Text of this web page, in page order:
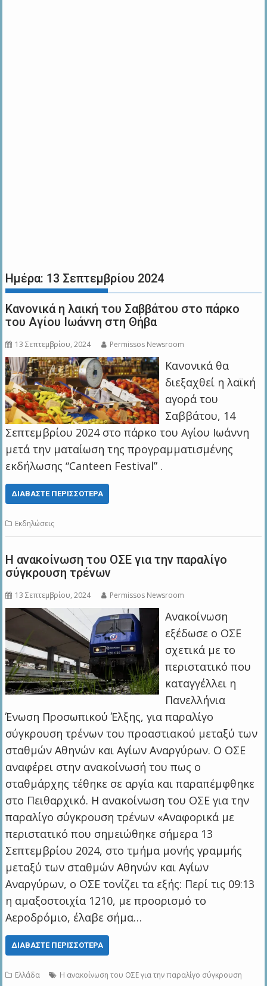
Ημέρα: 13 Σεπτεμβρίου 2024
Κανονικά η λαική του Σαββάτου στο πάρκο
του Αγίου Ιωάννη στη Θήβα
13 Σεπτεμβρίου, 2024 Permissos Newsroom
Κανονικά θα
διεξαχθεί η λαϊκή
αγορά του
Σαββάτου, 14
Σεπτεμβρίου 2024 στο πάρκο του Αγίου Ιωάννη
μετά την ματαίωση της προγραμματισμένης
εκδήλωσης “Canteen Festival” .
ΔΙΑΒΆΣΤΕ ΠΕΡΙΣΣΌΤΕΡΑ
Εκδηλώσεις
Η ανακοίνωση του ΟΣΕ για την παραλίγο
σύγκρουση τρένων
13 Σεπτεμβρίου, 2024 Permissos Newsroom
Ανακοίνωση
εξέδωσε ο ΟΣΕ
σχετικά με το
περιστατικό που
καταγγέλλει η
Πανελλήνια
Ένωση Προσωπικού Έλξης, για παραλίγο
σύγκρουση τρένων του προαστιακού μεταξύ των
σταθμών Αθηνών και Αγίων Αναργύρων. Ο ΟΣΕ
αναφέρει στην ανακοίνωσή του πως ο
σταθμάρχης τέθηκε σε αργία και παραπέμφθηκε
στο Πειθαρχικό. Η ανακοίνωση του ΟΣΕ για την
παραλίγο σύγκρουση τρένων «Αναφορικά με
περιστατικό που σημειώθηκε σήμερα 13
Σεπτεμβρίου 2024, στο τμήμα μονής γραμμής
μεταξύ των σταθμών Αθηνών και Αγίων
Αναργύρων, ο ΟΣΕ τονίζει τα εξής: Περί τις 09:13
η αμαξοστοιχία 1210, με προορισμό το
Αεροδρόμιο, έλαβε σήμα…
ΔΙΑΒΆΣΤΕ ΠΕΡΙΣΣΌΤΕΡΑ
Ελλάδα
Η ανακοίνωση του ΟΣΕ για την παραλίγο σύγκρουση